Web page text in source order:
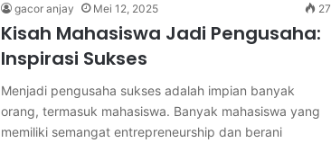
gacor anjay Mei 12, 2025 27
Kisah Mahasiswa Jadi Pengusaha:
Inspirasi Sukses
Menjadi pengusaha sukses adalah impian banyak
orang, termasuk mahasiswa. Banyak mahasiswa yang
memiliki semangat entrepreneurship dan berani